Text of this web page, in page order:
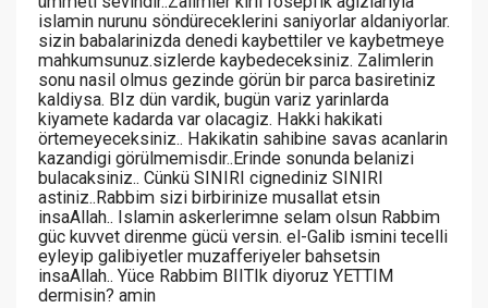
islamin nurunu söndüreceklerini saniyorlar aldaniyorlar.
sizin babalarinizda denedi kaybettiler ve kaybetmeye
mahkumsunuz.sizlerde kaybedeceksiniz. Zalimlerin
sonu nasil olmus gezinde görün bir parca basiretiniz
kaldiysa. BIz dün vardik, bugün variz yarinlarda
kiyamete kadarda var olacagiz. Hakki hakikati
örtemeyeceksiniz.. Hakikatin sahibine savas acanlarin
kazandigi görülmemisdir..Erinde sonunda belanizi
bulacaksiniz.. Cünkü SINIRI cignediniz SINIRI
astiniz..Rabbim sizi birbirinize musallat etsin
insaAllah.. Islamin askerlerimne selam olsun Rabbim
güc kuvvet direnme gücü versin. el-Galib ismini tecelli
eyleyip galibiyetler muzafferiyeler bahsetsin
insaAllah.. Yüce Rabbim BIITIk diyoruz YETTIM
dermisin? amin